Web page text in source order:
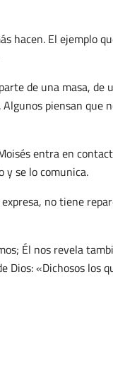
hacen. El ejemplo
de una masa, de
piensan que
entra en
y se lo comunica.
no tiene
Él nos revela
Dios: «Dichosos los